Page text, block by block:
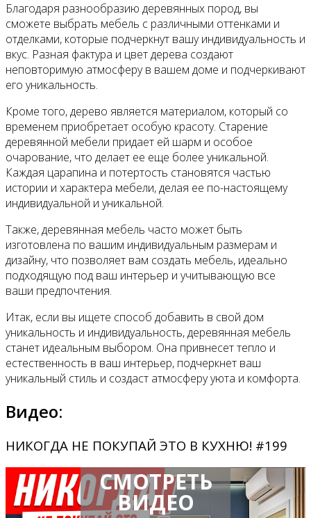
Благодаря разнообразию деревянных пород, вы
сможете выбрать мебель с различными оттенками и
отделками, которые подчеркнут вашу индивидуальность и
вкус. Разная фактура и цвет дерева создают
неповторимую атмосферу в вашем доме и подчеркивают
его уникальность.
Кроме того, дерево является материалом, который со
временем приобретает особую красоту. Старение
деревянной мебели придает ей шарм и особое
очарование, что делает ее еще более уникальной.
Каждая царапина и потертость становятся частью
истории и характера мебели, делая ее по-настоящему
индивидуальной и уникальной.
Также, деревянная мебель часто может быть
изготовлена по вашим индивидуальным размерам и
дизайну, что позволяет вам создать мебель, идеально
подходящую под ваш интерьер и учитывающую все
ваши предпочтения.
Итак, если вы ищете способ добавить в свой дом
уникальность и индивидуальность, деревянная мебель
станет идеальным выбором. Она привнесет тепло и
естественность в ваш интерьер, подчеркнет ваш
уникальный стиль и создаст атмосферу уюта и комфорта.
Видео:
НИКОГДА НЕ ПОКУПАЙ ЭТО В КУХНЮ! #199
СМОТРЕТЬ
ВИДЕО